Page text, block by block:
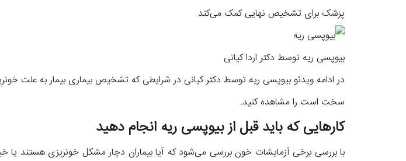
پزشک برای تشخیص نهایی کمک می‌کند.
بیوپسی ریه توسط دکتر اردا کیانی
در ادامه ویدئو بیوپسی ریه توسط دکتر کیانی در شرایطی که تشخیص بیماری بیمار به علت
سخت است را مشاهده کنید.
کارهایی که باید قبل از بیوپسی ریه انجام دهید
با بررسی برخی آزمایشات خون بررسی می‌شود که آیا بیماران دچار مشکل خونریزی هستند یا